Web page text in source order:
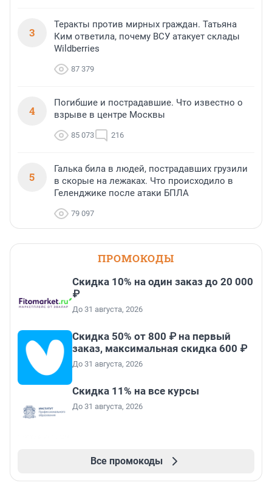
3
Теракты против мирных граждан. Татьяна
Ким ответила, почему ВСУ атакует склады
Wildberries
87 379
4
Погибшие и пострадавшие. Что известно о
взрыве в центре Москвы
85 073 216
5
Галька била в людей, пострадавших грузили
в скорые на лежаках. Что происходило в
Геленджике после атаки БПЛА
79 097
ПРОМОКОДЫ
Скидка 10% на один заказ до 20 000
₽
До 31 августа, 2026
Скидка 50% от 800 ₽ на первый
заказ, максимальная скидка 600 ₽
До 31 августа, 2026
Скидка 11% на все курсы
До 31 августа, 2026
Все промокоды